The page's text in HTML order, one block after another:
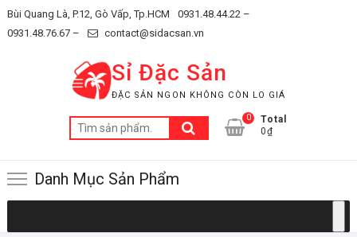
Skip
to
Bùi Quang Là, P.12, Gò Vấp, Tp.HCM
0931.48.44.22 –
0931.48.76.67 –
contact@sidacsan.vn
Sỉ Đặc Sản
ĐẶC SẢN NGON KHÔNG CÒN LO GIÁ
Tìm
kiếm:
0
Total
0₫
Danh Mục Sản Phẩm